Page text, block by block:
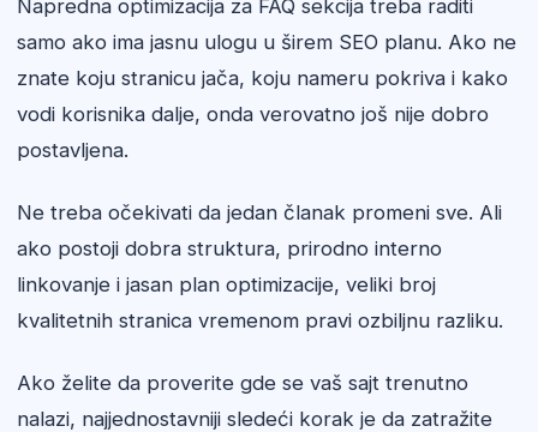
Napredna optimizacija za FAQ sekcija treba raditi
samo ako ima jasnu ulogu u širem SEO planu. Ako ne
znate koju stranicu jača, koju nameru pokriva i kako
vodi korisnika dalje, onda verovatno još nije dobro
postavljena.
Ne treba očekivati da jedan članak promeni sve. Ali
ako postoji dobra struktura, prirodno interno
linkovanje i jasan plan optimizacije, veliki broj
kvalitetnih stranica vremenom pravi ozbiljnu razliku.
Ako želite da proverite gde se vaš sajt trenutno
nalazi, najjednostavniji sledeći korak je da zatražite